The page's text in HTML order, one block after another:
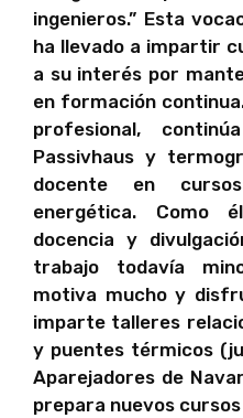
ingenieros.” Esta
ha llevado a impartir
a su interés por
en formación
profesional,
Passivhaus y
docente en
energética. Como
docencia y
trabajo todavía
motiva mucho y
imparte talleres
y puentes térmicos
Aparejadores de
prepara nuevos